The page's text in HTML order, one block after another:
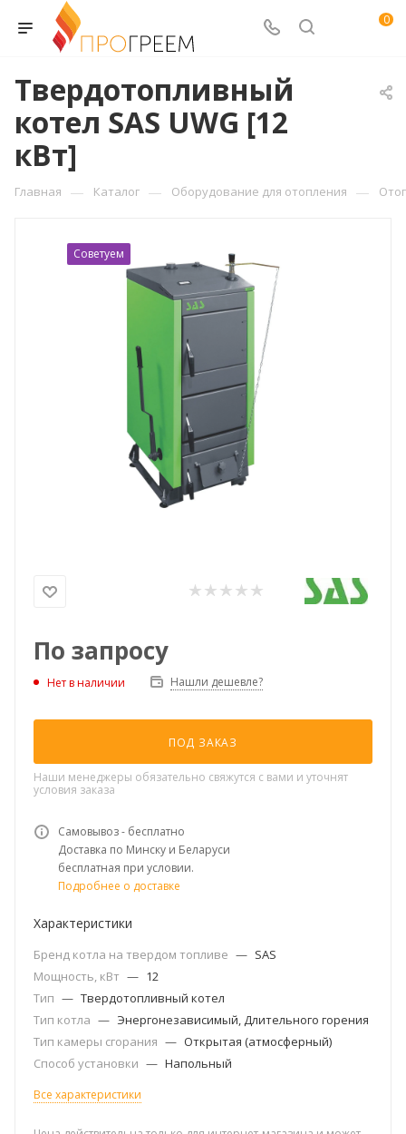
0
Твердотопливный
котел SAS UWG [12
кВт]
Главная — Каталог — Оборудование для отопления —
Советуем
По запросу
Нет в наличии Нашли дешевле?
ПОД ЗАКАЗ
Наши менеджеры обязательно свяжутся с вами и уточнят
условия заказа
Самовывоз - бесплатно
Доставка по Минску и Беларуси
бесплатная при условии.
Подробнее о доставке
Характеристики
Бренд котла на твердом топливе — SAS
Мощность, кВт — 12
Тип — Твердотопливный котел
Тип котла — Энергонезависимый, Длительного горения
Тип камеры сгорания — Открытая (атмосферный)
Способ установки — Напольный
Все характеристики